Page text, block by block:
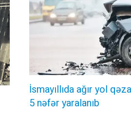
İsmayıllıda ağır yol
5 nəfər yaralanıb